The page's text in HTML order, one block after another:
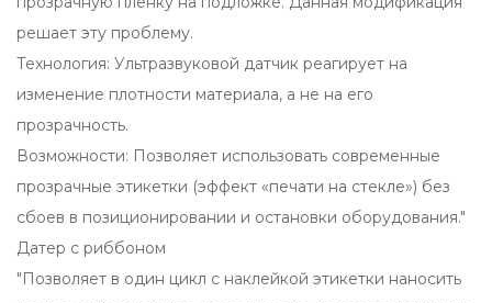
решает эту проблему.
Технология: Ультразвуковой датчик реагирует на
изменение плотности материала, а не на его
прозрачность.
Возможности: Позволяет использовать современные
прозрачные этикетки (эффект «печати на стекле») без
сбоев в позиционировании и остановки оборудования."
Датер с риббоном
"Позволяет в один цикл с наклейкой этикетки наносить